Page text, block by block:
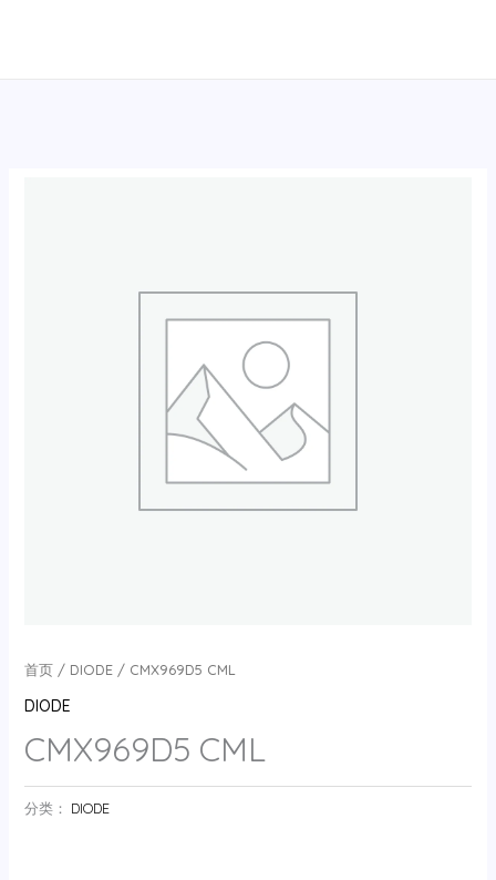
首页/ DIODE/ CMX969D5 CML
DIODE
CMX969D5 CML
分类： DIODE